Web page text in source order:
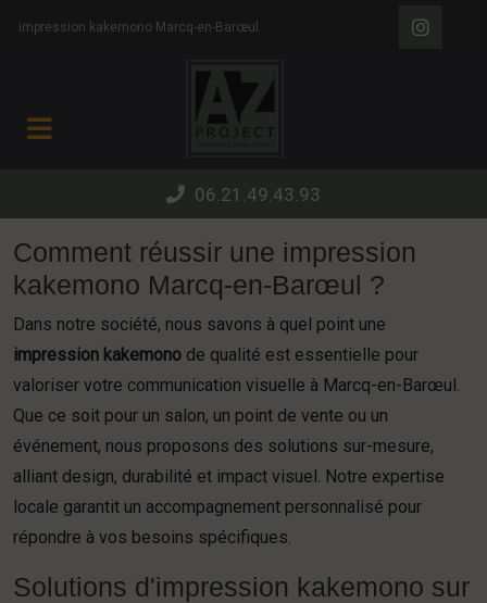
impression kakemono Marcq-en-Barœul
06.21.49.43.93
Comment réussir une impression
kakemono Marcq-en-Barœul ?
Dans notre société, nous savons à quel point une
impression kakemono de qualité est essentielle pour
valoriser votre communication visuelle à Marcq-en-Barœul.
Que ce soit pour un salon, un point de vente ou un
événement, nous proposons des solutions sur-mesure,
alliant design, durabilité et impact visuel. Notre expertise
locale garantit un accompagnement personnalisé pour
répondre à vos besoins spécifiques.
Solutions d'impression kakemono sur